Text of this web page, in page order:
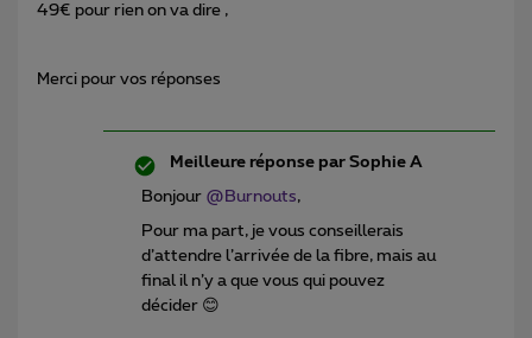
49€ pour rien on va dire ,
Merci pour vos réponses
Meilleure réponse par Sophie A
Bonjour ​ @Burnouts,
Pour ma part, je vous conseillerais
d’attendre l’arrivée de la fibre, mais au
final il n’y a que vous qui pouvez
décider 😊